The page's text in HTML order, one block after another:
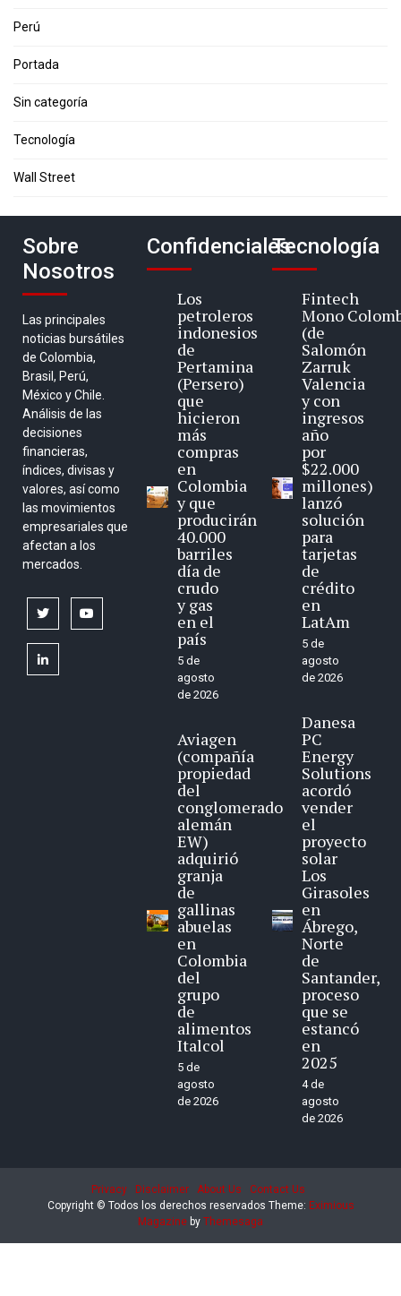
Perú
Portada
Sin categoría
Tecnología
Wall Street
Sobre
Nosotros
Las principales
noticias bursátiles
de Colombia,
Brasil, Perú,
México y Chile.
Análisis de las
decisiones
financieras,
índices, divisas y
valores, así como
las movimientos
empresariales que
afectan a los
mercados.
twitter
linkedin
Confidenciales
Los
petroleros
indonesios
de
Pertamina
(Persero)
que
hicieron
más
compras
en
Colombia
y que
producirán
40.000
barriles
día de
crudo
y gas
en el
país
5 de
agosto
de 2026
Aviagen
(compañía
propiedad
del
conglomerado
alemán
EW)
adquirió
granja
de
gallinas
abuelas
en
Colombia
del
grupo
de
alimentos
Italcol
5 de
agosto
de 2026
Tecnología
Fintech
Mono
(de
Salomón
Zarruk
Valencia
y con
ingresos
año
por
$22.000
millones)
lanzó
solución
para
tarjetas
de
crédito
en
LatAm
5 de
agosto
de 2026
Danesa
PC
Energy
Solutions
acordó
vender
el
proyecto
solar
Los
Girasoles
en
Ábrego,
Norte
de
Santander,
proceso
que se
estancó
en
2025
4 de
agosto
de 2026
Privacy Disclaimer About Us
Contact Us
Copyright © Todos los derechos reservados Theme: Eximious
Magazine by Themesaga